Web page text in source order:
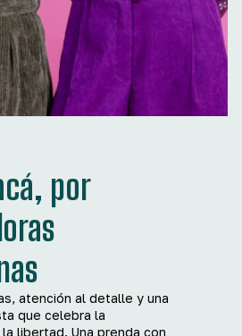
por
atención al detalle y una
que celebra la
libertad. Una prenda con